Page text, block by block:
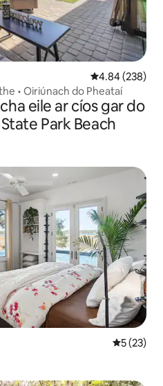
Meánrátáil
4.84 (238)
• Clós fálaithe • Oiriúnach do Pheataí
eile ar cíos gar do
Park Beach
5 (23)